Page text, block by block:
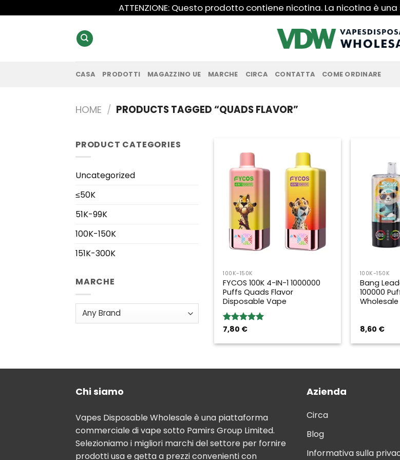
ai
ATTENZIONE: Questo prodotto contiene nicotina. La nicotina è
CASA PRODOTTI MAGAZZINO UE MARCHE CIRCA CONTATTA COME ORDINARE
HOME / PRODUCTS TAGGED “QUADS FLAVOR”
PRODUCT CATEGORIES
Uncategorized
≤50K
51K-99K
100K-150K
151K-300K
MARCHE
100K-150K
FYCOS 100K 4-IN-1 1000000
Puffs Quads Flavor
Disposable Vape
Rated5.00
7,80 €
100K-150K
Bang
100000
Wholesale
8,60 €
Chi siamo
Vapes Disposable Wholesale è una piattaforma
commerciale di vape sotto Pamirs Group Limited.
Selezioniamo i migliori marchi del settore per fornire
prodotti usa e getta a prezzi convenienti con
Azienda
Circa
Blog
Informativa sulla